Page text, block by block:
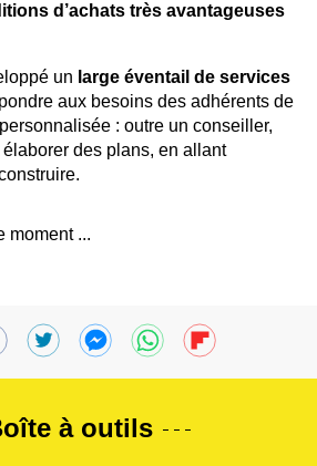
d’achats très avantageuses
un large éventail de services
aux besoins des adhérents de
: outre un conseiller,
des plans, en allant
moment ...
à outils